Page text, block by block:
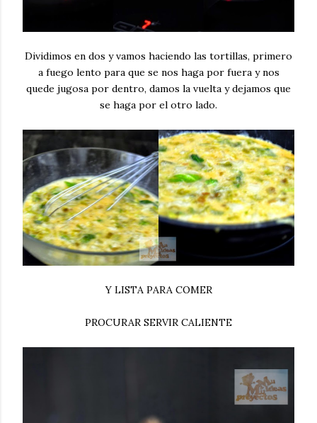
Dividimos en dos y vamos haciendo las tortillas, primero
a fuego lento para que se nos haga por fuera y nos
quede jugosa por dentro, damos la vuelta y dejamos que
se haga por el otro lado.
Y LISTA PARA COMER
PROCURAR SERVIR CALIENTE